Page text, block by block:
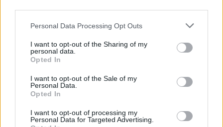
Personal Data Processing Opt Outs
I want to opt-out of the Sharing of my
personal data.
Opted In
I want to opt-out of the Sale of my
Personal Data.
Opted In
I want to opt-out of processing my
Personal Data for Targeted Advertising.
🏆🎬🎾MEJORES Series de DEPORTES
en Streaming ⚽🍿🏀
El deporte no ocurre solo en el campo! ⚽🏈🏀
streaming que te mantendrán pegado a la
pantalla. 💥 De dramas épicos a risas puras. 🏆
¡Guarda esta colección para tu próximo